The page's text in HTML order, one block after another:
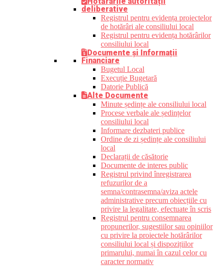
deliberative
Registrul pentru evidența proiectelor
de hotărâri ale consiliului local
Registrul pentru evidența hotărârilor
consiliului local
Documente și Informații
Financiare
Bugetul Local
Execuție Bugetară
Datorie Publică
Alte Documente
Minute ședințe ale consiliului local
Procese verbale ale ședințelor
consiliului local
Informare dezbateri publice
Ordine de zi ședințe ale consiliului
local
Declarații de căsătorie
Documente de interes public
Registrul privind înregistrarea
refuzurilor de a
semna/contrasemna/aviza actele
administrative precum obiecțiile cu
privire la legalitate, efectuate în scris
Registrul pentru consemnarea
propunerilor, sugestiilor sau opiniilor
cu privire la proiectele hotărârilor
consiliului local și dispozițiilor
primarului, numai în cazul celor cu
caracter normativ